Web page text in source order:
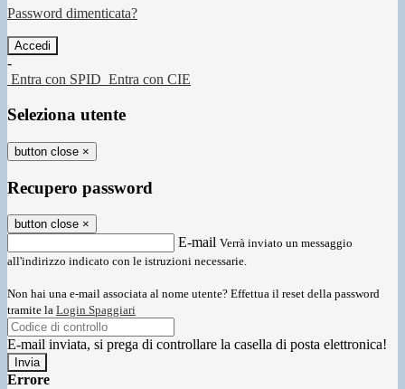
Password dimenticata?
-
Entra con SPID Entra con CIE
Seleziona utente
button close ×
Recupero password
button close ×
E-mail Verrà inviato un messaggio
all'indirizzo indicato con le istruzioni necessarie.
Non hai una e-mail associata al nome utente? Effettua il reset della password
tramite la Login Spaggiari
E-mail inviata, si prega di controllare la casella di posta elettronica!
Errore